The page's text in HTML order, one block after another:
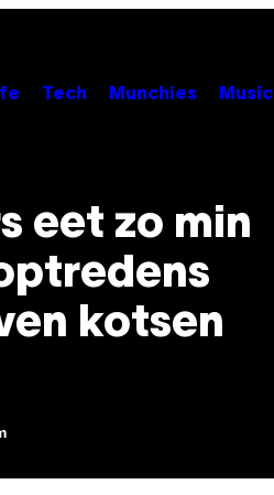
Tech Munchies Music
eet zo min
kotsen